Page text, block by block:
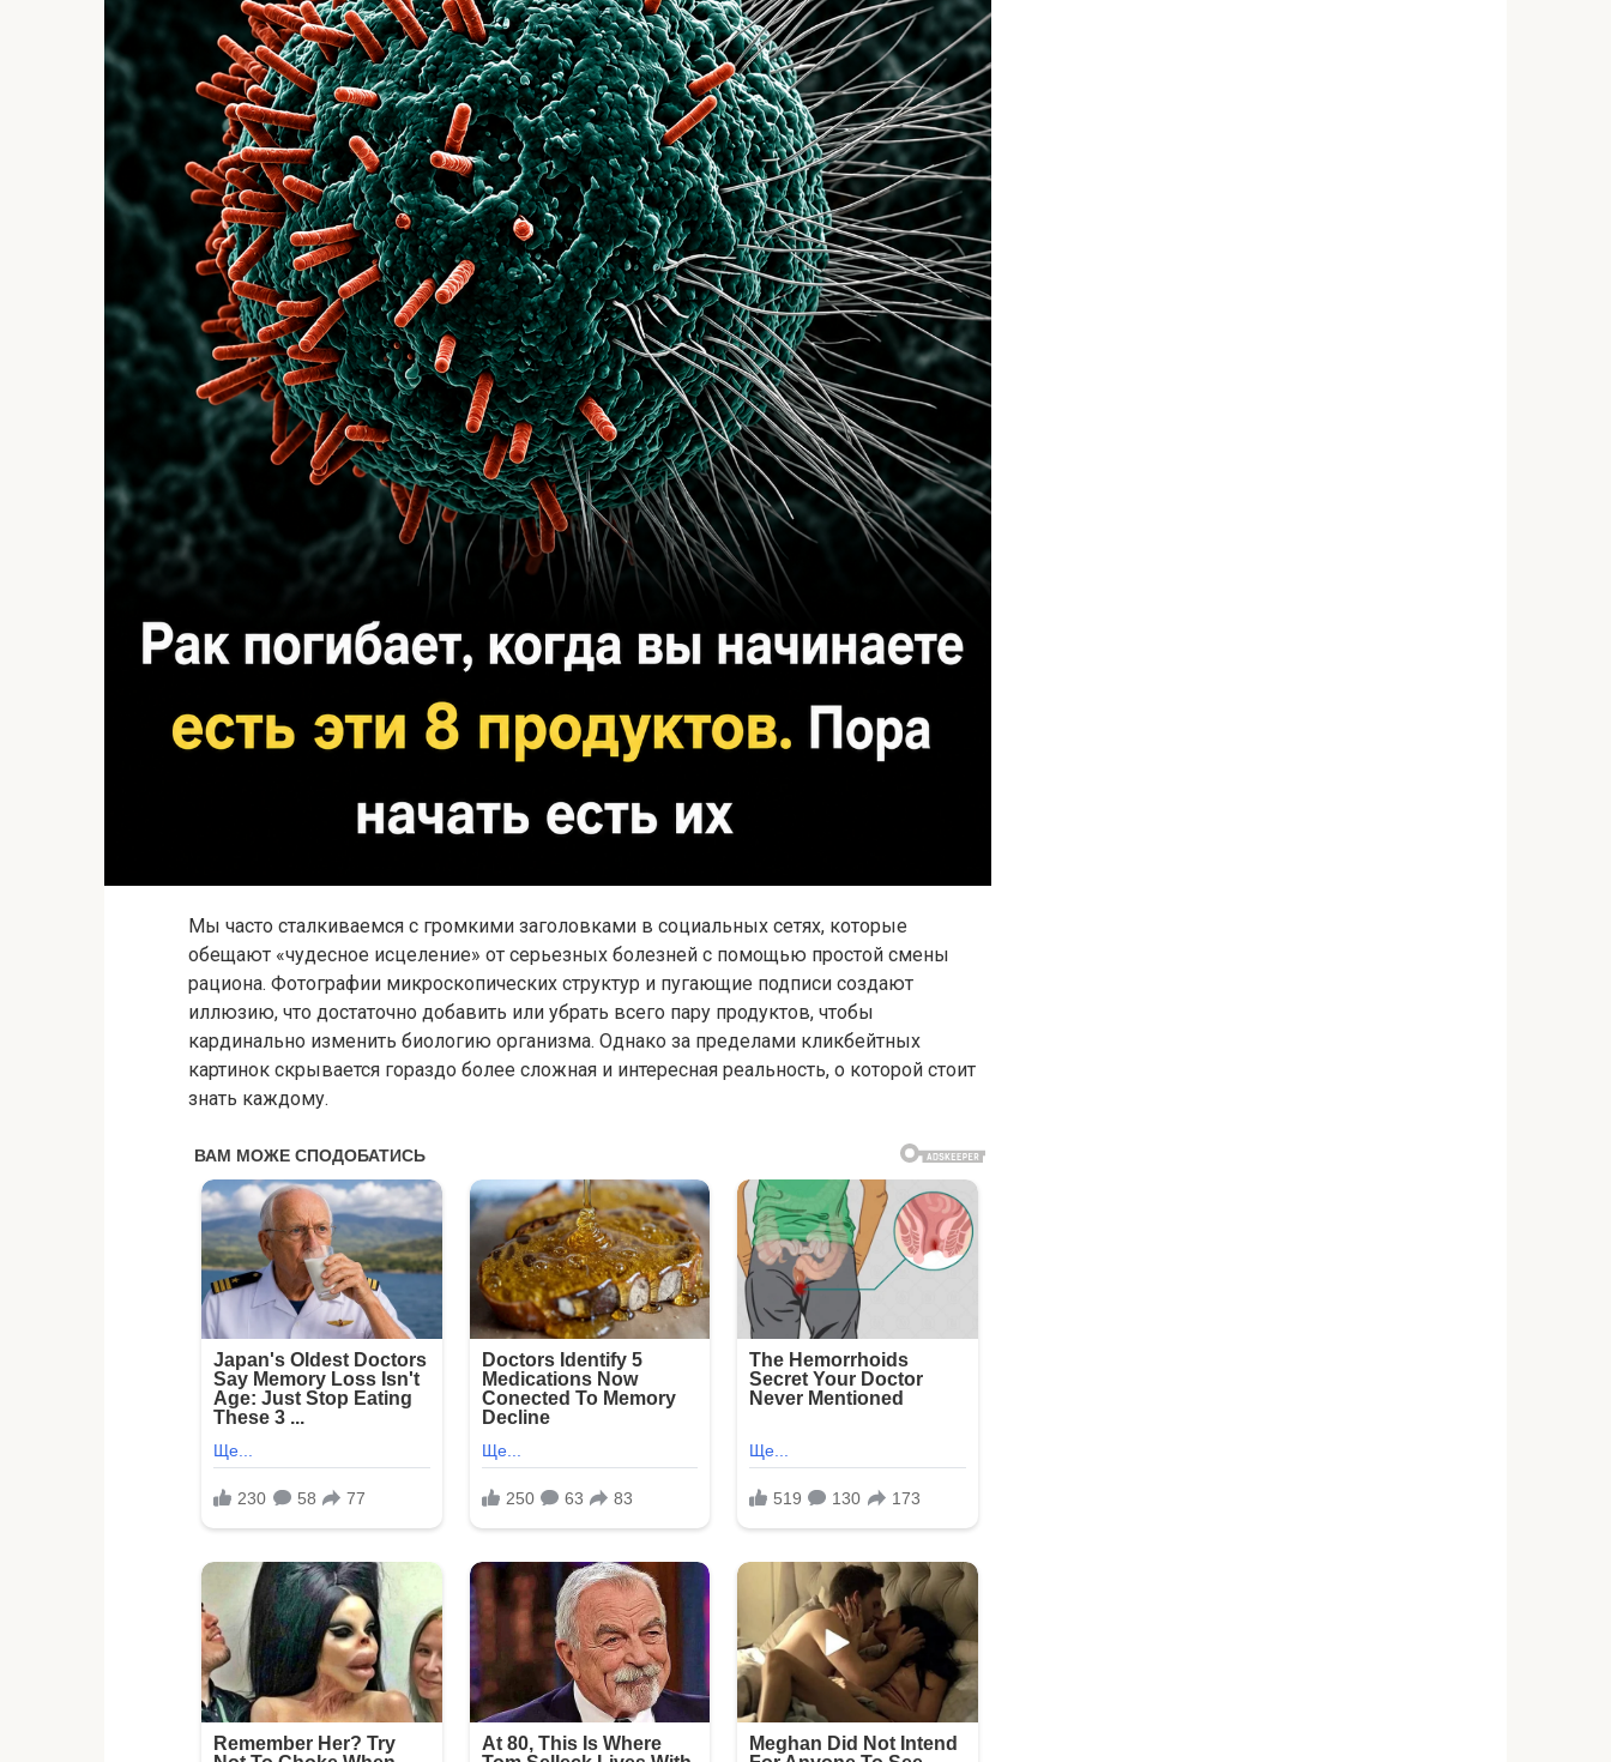
Мы часто сталкиваемся с громкими заголовками в социальных сетях, которые
обещают «чудесное исцеление» от серьезных болезней с помощью простой смены
рациона. Фотографии микроскопических структур и пугающие подписи создают
иллюзию, что достаточно добавить или убрать всего пару продуктов, чтобы
кардинально изменить биологию организма. Однако за пределами кликбейтных
картинок скрывается гораздо более сложная и интересная реальность, о которой стоит
знать каждому.